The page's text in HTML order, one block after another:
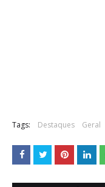
Tags: Destaques Geral